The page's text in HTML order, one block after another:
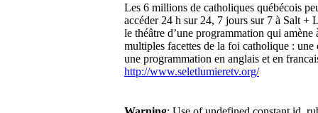
Les 6 millions de catholiques québécois
accéder 24 h sur 24, 7 jours sur 7 à Salt +
le théâtre d’une programmation qui amène
multiples facettes de la foi catholique : une
une programmation en anglais et en
http://www.seletlumieretv.org/